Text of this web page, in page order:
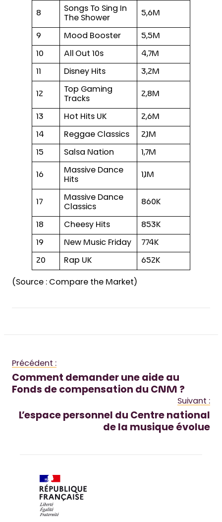
8
Songs To Sing In
The Shower
5,6M
9 Mood Booster 5,5M
10 All Out 10s 4,7M
11 Disney Hits 3,2M
12
Top Gaming
Tracks
2,8M
13 Hot Hits UK 2,6M
14 Reggae Classics 2,1M
15 Salsa Nation 1,7M
16
Massive Dance
Hits
1,1M
17
Massive Dance
Classics
860K
18 Cheesy Hits 853K
19 New Music Friday 774K
20 Rap UK 652K
(Source : Compare the Market)
Précédent :
Comment demander une aide au
Fonds de compensation du CNM ?
Suivant :
L’espace personnel du Centre national
de la musique évolue